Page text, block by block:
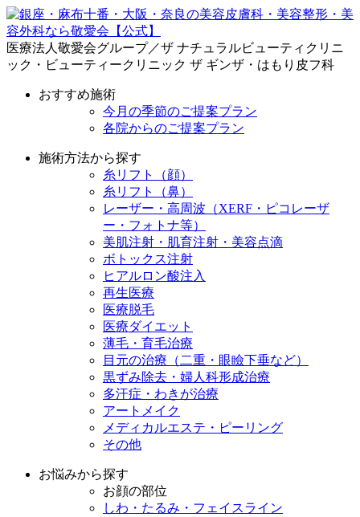
医療法人敬愛会グループ／ザ ナチュラルビューティクリニ
ック・ビューティークリニック ザ ギンザ・はもり皮フ科
おすすめ施術
今月の季節のご提案プラン
各院からのご提案プラン
施術方法から探す
糸リフト（顔）
糸リフト（鼻）
レーザー・高周波（XERF・ピコレーザ
ー・フォトナ等）
美肌注射・肌育注射・美容点滴
ボトックス注射
ヒアルロン酸注入
再生医療
医療脱毛
医療ダイエット
薄毛・育毛治療
目元の治療（二重・眼瞼下垂など）
黒ずみ除去・婦人科形成治療
多汗症・わきが治療
アートメイク
メディカルエステ・ピーリング
その他
お悩みから探す
お顔の部位
しわ・たるみ・フェイスライン